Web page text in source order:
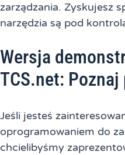
zarządzania. Zyskujesz
narzędzia są pod
Wersja
TCS.net:
Jeśli jesteś
oprogramowaniem do
chcielibyśmy